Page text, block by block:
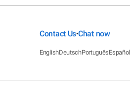
Contact Us•Chat now
EnglishDeutschPortuguêsEspañol